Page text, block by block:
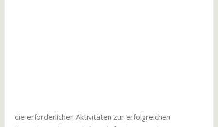
die erforderlichen Aktivitäten zur erfolgreichen